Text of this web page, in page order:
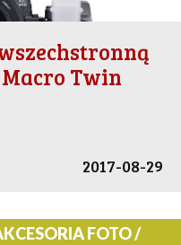
Macro Twin
2017-08-29
FOTO /